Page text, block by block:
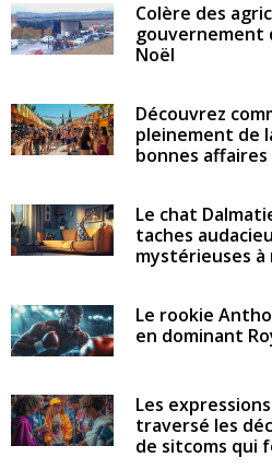
Colère des
gouvernement
Noël
Découvrez
pleinement de
bonnes affaires
Le chat
taches
mystérieuses à
Le rookie
en dominant
Les
traversé les
de sitcoms qui